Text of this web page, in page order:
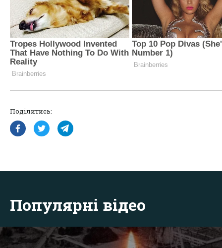
Поділитись:
Популярні відео